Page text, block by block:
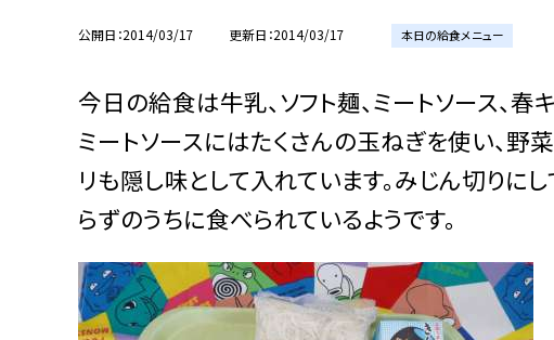
公開日 2014/03/17 更新日 2014/03/17 本日の給食メニュー
今日の給食は牛乳、ソフト麺、ミートソース、春
ミートソースにはたくさんの玉ねぎを使い、
リも隠し味として入れています。みじん切りに
らずのうちに食べられているようです。